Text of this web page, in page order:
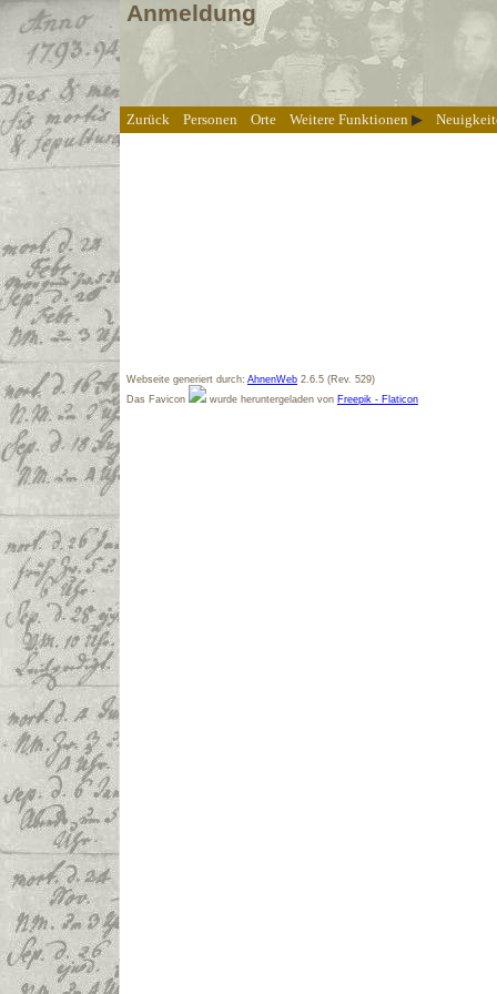
Anmeldung
Zurück Personen Orte Weitere Funktionen
Webseite generiert durch: AhnenWeb 2.6.5 (Rev. 529)
Das Favicon
wurde heruntergeladen von Freepik - Flaticon